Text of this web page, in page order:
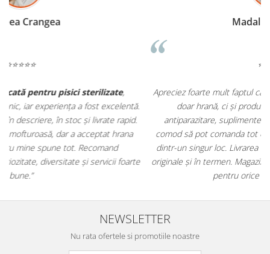
Apreciez foarte mult faptul că pe ehranaanimale.rogăsesc nu
doar hrană, ci și produse din
farmacia veterinară:
antiparazitare, suplimente și soluții de îngrijire. Este foarte
comod să pot comanda tot ce am nevoie pentru animalul meu
dintr-un singur loc. Livrarea a fost rapidă, iar produsele au fost
originale și în termen. Magazin serios, bine organizat și foarte util
NEWSLETTER
Nu rata ofertele si promotiile noastre